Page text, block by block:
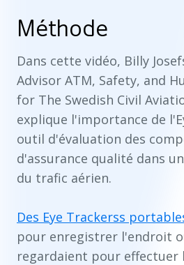
Méthode
Dans cette vidéo, Billy
Advisor ATM, Safety, and
for The Swedish Civil
explique l'importance de
outil d'évaluation des
d'assurance qualité dans
du trafic aérien.
Des Eye Trackerss
pour enregistrer l'endroit
regardaient pour effectuer